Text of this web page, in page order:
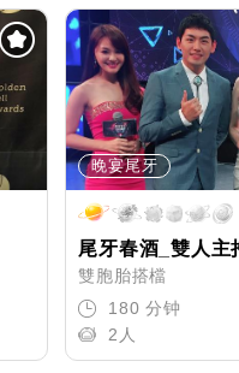
晚宴尾牙
尾牙春酒_雙人主
雙胞胎搭檔
180 分钟
2人